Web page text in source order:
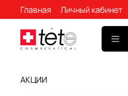
Главная Личный кабинет
АКЦИИ